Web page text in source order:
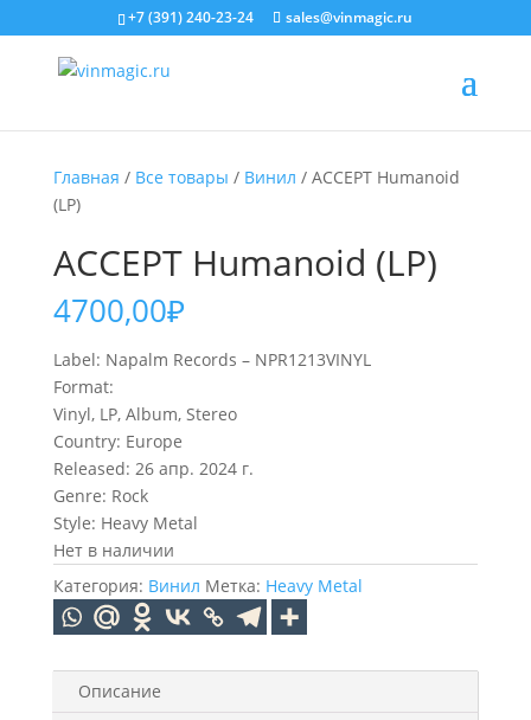
+7 (391) 240-23-24 sales@vinmagic.ru
Главная / Все товары / Винил / ACCEPT Humanoid
(LP)
ACCEPT Humanoid (LP)
4700,00₽
Label: Napalm Records – NPR1213VINYL
Format:
Vinyl, LP, Album, Stereo
Country: Europe
Released: 26 апр. 2024 г.
Genre: Rock
Style: Heavy Metal
Нет в наличии
Категория: Винил Метка: Heavy Metal
Описание